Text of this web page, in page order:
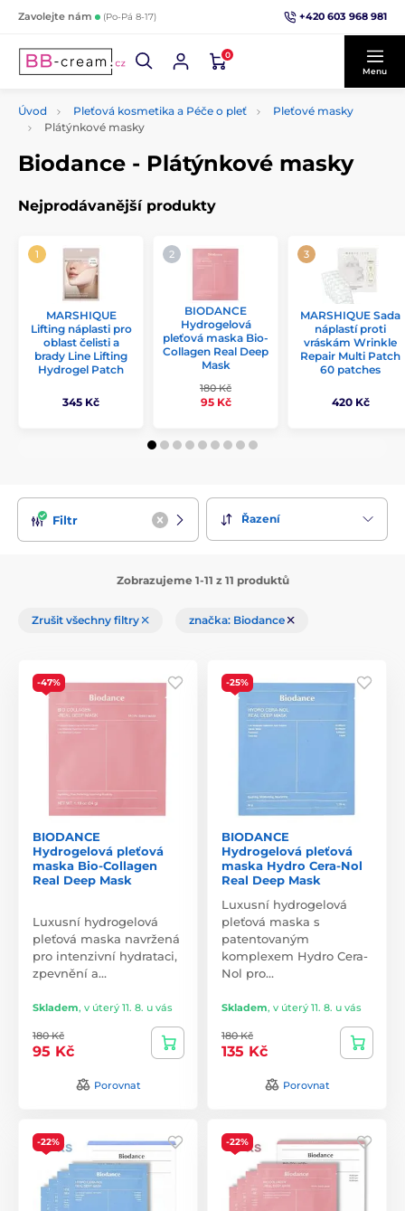
Zavolejte nám (Po-Pá 8-17) +420 603 968 981
0
Menu
Úvod Pleťová kosmetika a Péče o pleť
Pleťové masky
Plátýnkové masky
Biodance - Plátýnkové masky
Nejprodávanější produkty
MARSHIQUE
Lifting náplasti pro
oblast čelisti a
brady Line Lifting
Hydrogel Patch
345 Kč
BIODANCE
Hydrogelová
pleťová maska Bio-
Collagen Real Deep
Mask
180 Kč
95 Kč
MARSHIQUE Sada
náplastí proti
vráskám Wrinkle
Repair Multi Patch
60 patches
420 Kč
Filtr Řazení
Zobrazujeme 1-11 z 11 produktů
Zrušit všechny filtry značka: Biodance
-47%
BIODANCE
Hydrogelová pleťová
maska Bio-Collagen
Real Deep Mask
Luxusní hydrogelová
pleťová maska navržená
pro intenzivní hydrataci,
zpevnění a…
Skladem, v úterý 11. 8. u vás
180 Kč
95 Kč
Porovnat
-25%
BIODANCE
Hydrogelová pleťová
maska Hydro Cera-Nol
Real Deep Mask
Luxusní hydrogelová
pleťová maska s
patentovaným
komplexem Hydro Cera-
Nol pro…
Skladem, v úterý 11. 8. u vás
180 Kč
135 Kč
Porovnat
-22% -22%